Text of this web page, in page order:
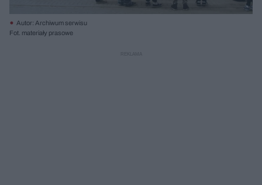
Autor: Archiwum serwisu
Fot. materiały prasowe